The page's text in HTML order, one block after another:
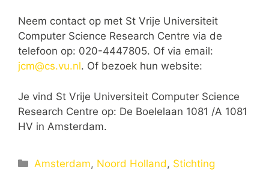
Neem contact op met St Vrije Universiteit
Computer Science Research Centre via de
telefoon op: 020-4447805. Of via email:
jcm@cs.vu.nl. Of bezoek hun website:
Je vind St Vrije Universiteit Computer Science
Research Centre op: De Boelelaan 1081 /A 1081
HV in Amsterdam.
Categorieën
Amsterdam, Noord Holland , Stichting